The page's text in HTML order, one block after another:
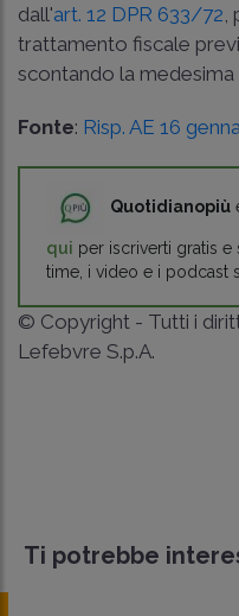
dall'art. 12 DPR 633/72
trattamento fiscale
scontando la medesima
Fonte: Risp. AE 16
Quotidianopiù
qui per iscriverti gratis e
time, i video e i podcast
© Copyright - Tutti i
Lefebvre S.p.A.
Ti potrebbe